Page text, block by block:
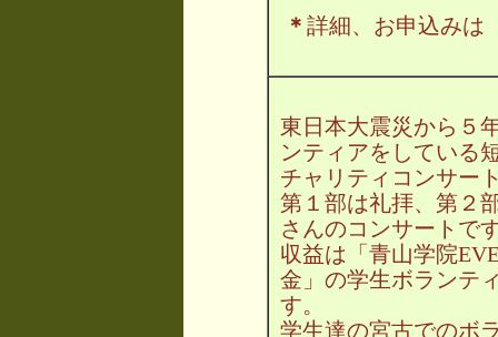
＊ 詳細、お申込み
東日本大震災から５
ンティアをしている
チャリティコンサー
第１部は礼拝、第２
さんのコンサートで
収益は「青山学院
金」の学生ボランテ
す。
学生達の宮古でのボ